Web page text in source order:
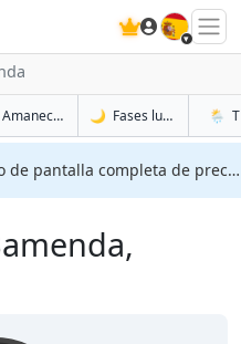
🇪🇸
en Bamenda
Amanecer y atardecer mañana en
🌙 Fases lunares en
🌦️
de pantalla completa de precisión!